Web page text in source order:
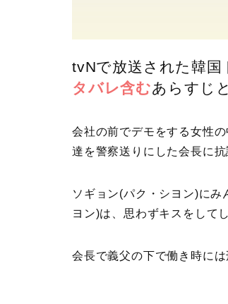
tvNで放送された韓
タバレ含むあらすじ
会社の前でデモをする女性
達を警察送りにした会長に抗
ソギョン(パク・シヨン)に
ヨン)は、思わずキスをして
会長で義父の下で働き時に